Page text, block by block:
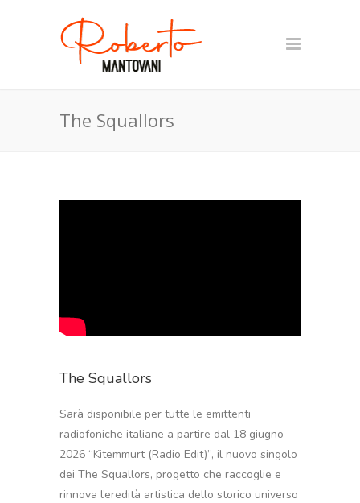
The Squallors
The Squallors
Sarà disponibile per tutte le emittenti
radiofoniche italiane a partire dal 18 giugno
2026 “Kitemmurt (Radio Edit)”, il nuovo singolo
dei The Squallors, progetto che raccoglie e
rinnova l’eredità artistica dello storico universo